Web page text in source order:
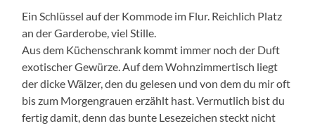
Ein Schlüssel auf der Kommode im Flur. Reichlich Platz
an der Garderobe, viel Stille.
Aus dem Küchenschrank kommt immer noch der Duft
exotischer Gewürze. Auf dem Wohnzimmertisch liegt
der dicke Wälzer, den du gelesen und von dem du mir oft
bis zum Morgengrauen erzählt hast. Vermutlich bist du
fertig damit, denn das bunte Lesezeichen steckt nicht